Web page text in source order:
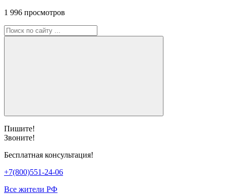
1 996 просмотров
Пишите!
Звоните!
Бесплатная консультация!
+7(800)551-24-06
Все жители РФ